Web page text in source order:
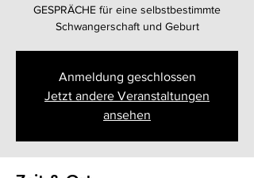
GESPRÄCHE für eine selbstbestimmte
Schwangerschaft und Geburt
Anmeldung geschlossen
Jetzt andere Veranstaltungen
ansehen